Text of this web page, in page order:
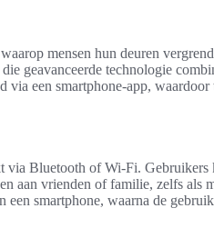
mensen hun deuren
geavanceerde technologie
een smartphone-app, waardoor
via Bluetooth of Wi-Fi. Gebruikers
aan vrienden of familie, zelfs als
een smartphone, waarna de